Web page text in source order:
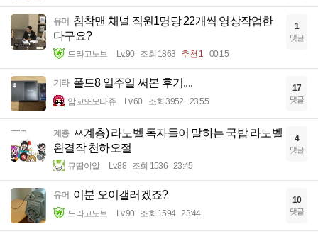
유머 침착맨 채널 직원1명당 22개씩 영상작업한
다구요?
드라고노브 Lv.90 조회 1863 추천 1 00:15
1
댓글
기타 폴드8 일주일 써본 후기....
암꼬또모타쥬 Lv.60 조회 3952 23:55
17
댓글
계층 ㅆ계층) 라노벨 독자들이 말하는 국밥 라노벨
완결작 천하오절
큐땁이알 Lv.88 조회 1536 23:45
4
댓글
유머 이분 오이갤러겠죠?
드라고노브 Lv.90 조회 1594 23:44
10
댓글